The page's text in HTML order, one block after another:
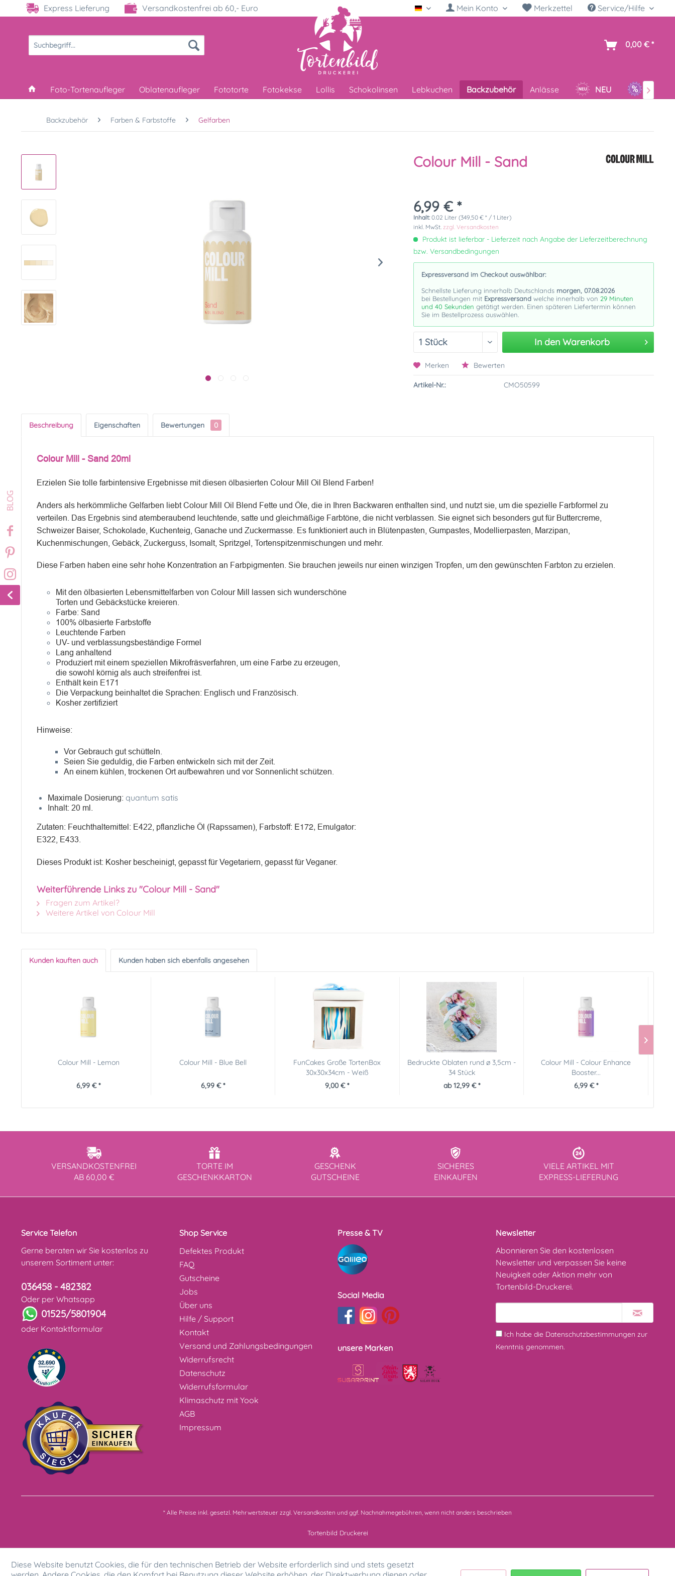
Express Lieferung Versandkostenfrei ab 60,- Euro Deutsch Mein Konto Merkzettel Service/Hilfe
0,00 € *
Foto-Tortenaufleger Oblatenaufleger Fototorte Fotokekse Lollis Schokolinsen Lebkuchen Backzubehör Anlässe NEU SALE

Backzubehör Farben & Farbstoffe Gelfarben
Colour Mill - Sand
6,99 € *
Inhalt:0.02 Liter (349,50 € * / 1 Liter)
inkl. MwSt.zzgl. Versandkosten
Produkt ist lieferbar - Lieferzeit nach Angabe der Lieferzeitberechnung
bzw. Versandbedingungen
Expressversand im Checkout auswählbar:
Schnellste Lieferung innerhalb Deutschlands morgen, 07.08.2026
bei Bestellungen mit Expressversand welche innerhalb von29 Minuten
und 39 Sekunden getätigt werden. Einen späteren Liefertermin können
Sie im Bestellprozess auswählen.
In den Warenkorb
Merken Bewerten
Artikel-Nr.: CMO50599
Beschreibung Eigenschaften Bewertungen 0
Colour Mill - Sand 20ml
Erzielen Sie tolle farbintensive Ergebnisse mit diesen ölbasierten Colour Mill Oil Blend Farben!
Anders als herkömmliche Gelfarben liebt Colour Mill Oil Blend Fette und Öle, die in Ihren Backwaren enthalten sind, und nutzt sie, um die spezielle Farbformel zu
verteilen. Das Ergebnis sind atemberaubend leuchtende, satte und gleichmäßige Farbtöne, die nicht verblassen. Sie eignet sich besonders gut für Buttercreme,
Schweizer Baiser, Schokolade, Kuchenteig, Ganache und Zuckermasse. Es funktioniert auch in Blütenpasten, Gumpastes, Modellierpasten, Marzipan,
Kuchenmischungen, Gebäck, Zuckerguss, Isomalt, Spritzgel, Tortenspitzenmischungen und mehr.
Diese Farben haben eine sehr hohe Konzentration an Farbpigmenten. Sie brauchen jeweils nur einen winzigen Tropfen, um den gewünschten Farbton zu erzielen.
Mit den ölbasierten Lebensmittelfarben von Colour Mill lassen sich wunderschöne
Torten und Gebäckstücke kreieren.
Farbe: Sand
100% ölbasierte Farbstoffe
Leuchtende Farben
UV- und verblassungsbeständige Formel
Lang anhaltend
Produziert mit einem speziellen Mikrofräsverfahren, um eine Farbe zu erzeugen,
die sowohl körnig als auch streifenfrei ist.
Enthält kein E171
Die Verpackung beinhaltet die Sprachen: Englisch und Französisch.
Kosher zertifiziert
Hinweise:
Vor Gebrauch gut schütteln.
Seien Sie geduldig, die Farben entwickeln sich mit der Zeit.
An einem kühlen, trockenen Ort aufbewahren und vor Sonnenlicht schützen.
Maximale Dosierung: quantum satis
Inhalt: 20 ml.
Zutaten: Feuchthaltemittel: E422, pflanzliche Öl (Rapssamen), Farbstoff: E172, Emulgator:
E322, E433.
Dieses Produkt ist: Kosher bescheinigt, gepasst für Vegetariern, gepasst für Veganer.
Weiterführende Links zu "Colour Mill - Sand"
Fragen zum Artikel?
Weitere Artikel von Colour Mill
Kunden kauften auch Kunden haben sich ebenfalls angesehen
Colour Mill - Lemon
6,99 € *
Colour Mill - Blue Bell
6,99 € *
FunCakes Große TortenBox
30x30x34cm - Weiß
9,00 € *
Bedruckte Oblaten rund ø 3,5cm -
34 Stück
ab 12,99 € *
Colour Mill - Colour Enhance
Booster...
6,99 € *
VERSANDKOSTENFREI
AB 60,00 €
TORTE IM
GESCHENKKARTON
GESCHENK
GUTSCHEINE
SICHERES
EINKAUFEN
VIELE ARTIKEL MIT
EXPRESS-LIEFERUNG
Service Telefon
Gerne beraten wir Sie kostenlos zu
unserem Sortiment unter:
036458 - 482382
Oder per Whatsapp
01525/5801904
oder Kontaktformular
Shop Service
Defektes Produkt
FAQ
Gutscheine
Jobs
Über uns
Hilfe / Support
Kontakt
Versand und Zahlungsbedingungen
Widerrufsrecht
Datenschutz
Widerrufsformular
Klimaschutz mit Yook
AGB
Impressum
Presse & TV
Social Media
unsere Marken
Newsletter
Abonnieren Sie den kostenlosen
Newsletter und verpassen Sie keine
Neuigkeit oder Aktion mehr von
Tortenbild-Druckerei.
Ich habe die Datenschutzbestimmungen zur
Kenntnis genommen.
* Alle Preise inkl. gesetzl. Mehrwertsteuer zzgl. Versandkosten und ggf. Nachnahmegebühren, wenn nicht anders beschrieben
Tortenbild Druckerei
Diese Website benutzt Cookies, die für den technischen Betrieb der Website erforderlich sind und stets gesetzt